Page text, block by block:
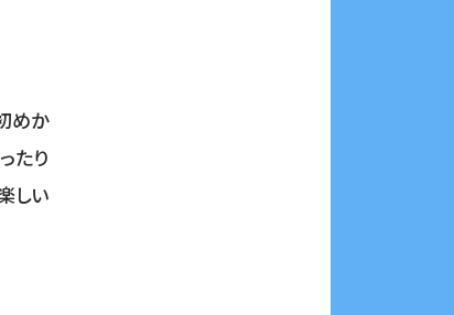
めか
たり
しい